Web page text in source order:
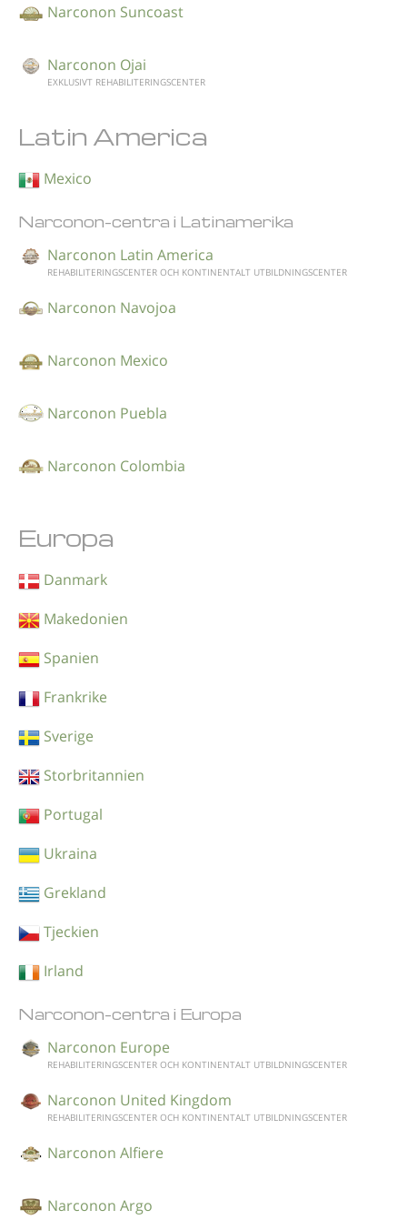
Narconon Suncoast
Narconon Ojai
EXKLUSIVT REHABILITERINGSCENTER
Latin America
Mexico
Narconon-centra i Latinamerika
Narconon Latin America
REHABILITERINGSCENTER OCH KONTINENTALT UTBILDNINGSCENTER
Narconon Navojoa
Narconon Mexico
Narconon Puebla
Narconon Colombia
Europa
Danmark
Makedonien
Spanien
Frankrike
Sverige
Storbritannien
Portugal
Ukraina
Grekland
Tjeckien
Irland
Narconon-centra i Europa
Narconon Europe
REHABILITERINGSCENTER OCH KONTINENTALT UTBILDNINGSCENTER
Narconon United Kingdom
REHABILITERINGSCENTER OCH KONTINENTALT UTBILDNINGSCENTER
Narconon Alfiere
Narconon Argo